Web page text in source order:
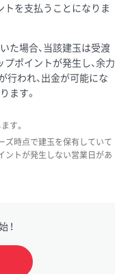
トを支払うことになりま
た場合、当該建玉は受渡
ポイントが発生し、余力
行われ、出金が可能にな
ます。
す。
ズ時点で建玉を保有していて
ントが発生しない営業日があ
！